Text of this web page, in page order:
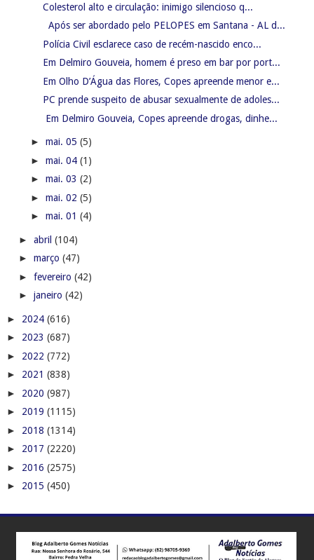
Colesterol alto e circulação: inimigo silencioso q...
Após ser abordado pelo PELOPES em Santana - AL d...
Polícia Civil esclarece caso de recém-nascido enco...
Em Delmiro Gouveia, homem é preso em bar por port...
Em Olho D’Água das Flores, Copes apreende menor e...
PC prende suspeito de abusar sexualmente de adoles...
Em Delmiro Gouveia, Copes apreende drogas, dinhe...
► mai. 05 (5)
► mai. 04 (1)
► mai. 03 (2)
► mai. 02 (5)
► mai. 01 (4)
► abril (104)
► março (47)
► fevereiro (42)
► janeiro (42)
► 2024 (616)
► 2023 (687)
► 2022 (772)
► 2021 (838)
► 2020 (987)
► 2019 (1115)
► 2018 (1314)
► 2017 (2220)
► 2016 (2575)
► 2015 (450)